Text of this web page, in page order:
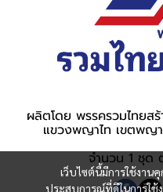
เว็บไซต์นี้มีการใช้งาน
ประสบการณ์ที่ดีในการใช้
ผลิตโดย พรรครวมไทยส
แขวงพญาไท เขตพญ
จำนวน 1 ชุด